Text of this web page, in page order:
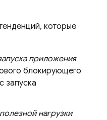
которые
приложения
блокирующего
запуска
нагрузки